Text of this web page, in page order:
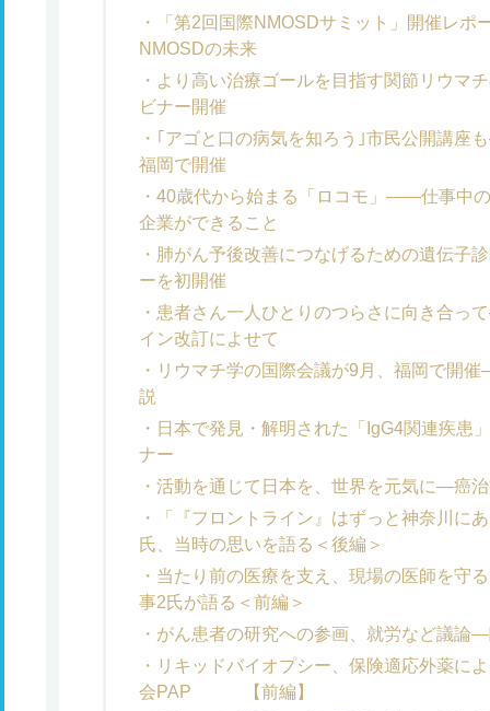
「第2回国際NMOSDサミット」開催レ
NMOSDの未来
より高い治療ゴールを目指す関節リウ
ビナー開催
｢アゴと口の病気を知ろう｣市民公開講
福岡で開催
40歳代から始まる「ロコモ」――仕事中
企業ができること
肺がん予後改善につなげるための遺伝子
ーを初開催
患者さん一人ひとりのつらさに向き合っ
イン改訂によせて
リウマチ学の国際会議が9月、福岡で開
説
日本で発見・解明された「IgG4関連疾患
ナー
活動を通じて日本を、世界を元気に―癌
「『フロントライン』はずっと神奈川に
氏、当時の思いを語る＜後編＞
当たり前の医療を支え、現場の医師を守
事2氏が語る＜前編＞
がん患者の研究への参画、就労など議論
リキッドバイオプシー、保険適応外薬に
会PAP 【前編】